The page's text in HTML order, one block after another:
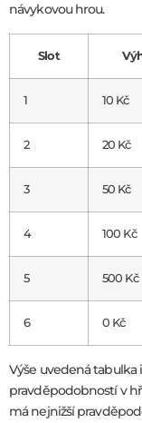
návykovou hrou.
Slot
1 10 Kč
2 20 Kč
3 50 Kč
4 100 Kč
5 500 Kč
6 0 Kč
Výše uvedená tabulka
pravděpodobností v
má nejnižší